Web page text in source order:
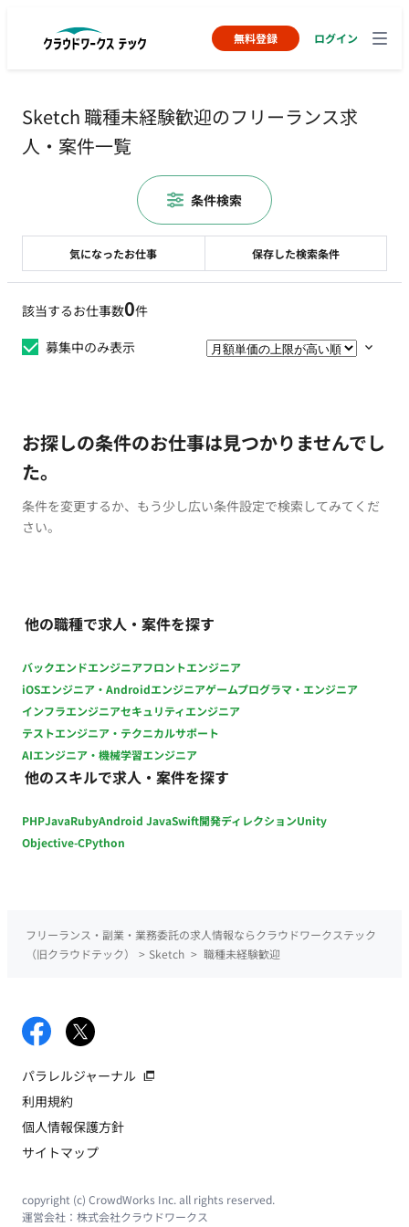
無料登録 ログイン
Sketch 職種未経験歓迎のフリーランス求
人・案件一覧
該当するお仕事数0件
募集中のみ表示
お探しの条件のお仕事は見つかりませんでし
た。
条件を変更するか、もう少し広い条件設定で検索してみてくだ
さい。
他の職種で求人・案件を探す
バックエンドエンジニアフロントエンジニア
iOSエンジニア・Androidエンジニアゲームプログラマ・エンジニア
インフラエンジニアセキュリティエンジニア
テストエンジニア・テクニカルサポート
AIエンジニア・機械学習エンジニア
他のスキルで求人・案件を探す
PHPJavaRubyAndroid JavaSwift開発ディレクションUnity
Objective-CPython
気になったお仕事 保存した検索条件
条件検索
フリーランス・副業・業務委託の求人情報ならクラウドワークステック
（旧クラウドテック）
> Sketch > 職種未経験歓迎
パラレルジャーナル
利用規約
個人情報保護方針
サイトマップ
copyright (c) CrowdWorks Inc. all rights reserved.
運営会社： 株式会社クラウドワークス